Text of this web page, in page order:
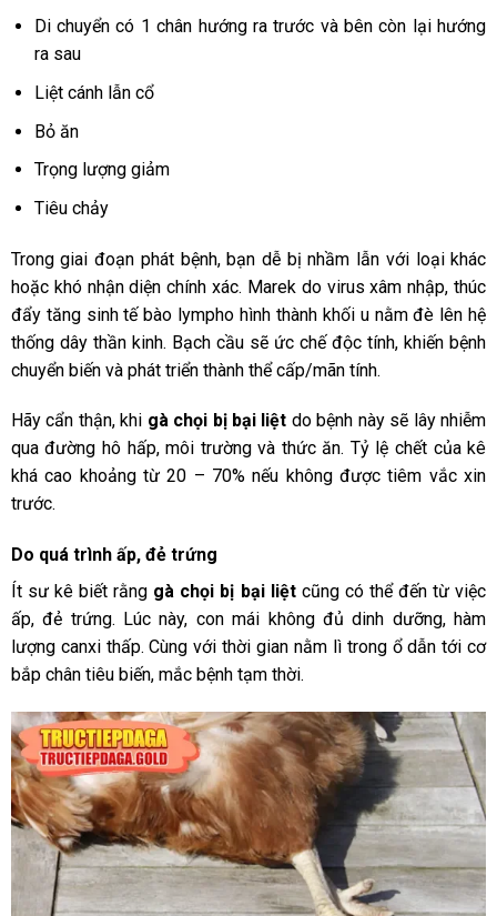
Di chuyển có 1 chân hướng ra trước và bên còn lại hướng
ra sau
Liệt cánh lẫn cổ
Bỏ ăn
Trọng lượng giảm
Tiêu chảy
Trong giai đoạn phát bệnh, bạn dễ bị nhầm lẫn với loại khác
hoặc khó nhận diện chính xác. Marek do virus xâm nhập, thúc
đẩy tăng sinh tế bào lympho hình thành khối u nằm đè lên hệ
thống dây thần kinh. Bạch cầu sẽ ức chế độc tính, khiến bệnh
chuyển biến và phát triển thành thể cấp/mãn tính.
Hãy cẩn thận, khi gà chọi bị bại liệt do bệnh này sẽ lây nhiễm
qua đường hô hấp, môi trường và thức ăn. Tỷ lệ chết của kê
khá cao khoảng từ 20 – 70% nếu không được tiêm vắc xin
trước.
Do quá trình ấp, đẻ trứng
Ít sư kê biết rằng gà chọi bị bại liệtcũng có thể đến từ việc
ấp, đẻ trứng. Lúc này, con mái không đủ dinh dưỡng, hàm
lượng canxi thấp. Cùng với thời gian nằm lì trong ổ dẫn tới cơ
bắp chân tiêu biến, mắc bệnh tạm thời.